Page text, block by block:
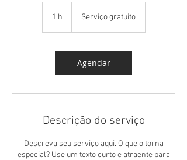
1 h Serviço gratuito
Agendar
Descrição do serviço
Descreva seu serviço aqui. O que o torna
especial? Use um texto curto e atraente para